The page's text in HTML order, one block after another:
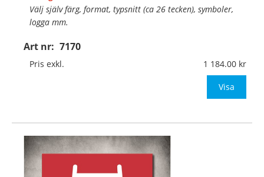
Art nr: 7170
Välj själv färg, format, typsnitt (ca 26 tecken), symboler,
logga mm.
Material:Självhäftande, specialanpassat, halkfritt
material för golv
400x400mm (eller annat mått upp till 0,16m
Pris exkl. 1 184.00
Visa